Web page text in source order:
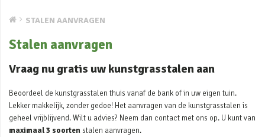
STALEN AANVRAGEN
Stalen aanvragen
Vraag nu gratis uw kunstgrasstalen aan
Beoordeel de kunstgrasstalen thuis vanaf de bank of in uw eigen tuin.
Lekker makkelijk, zonder gedoe! Het aanvragen van de kunstgrasstalen is
geheel vrijblijvend. Wilt u advies? Neem dan contact met ons op. U kunt van
maximaal 3 soorten stalen aanvragen.